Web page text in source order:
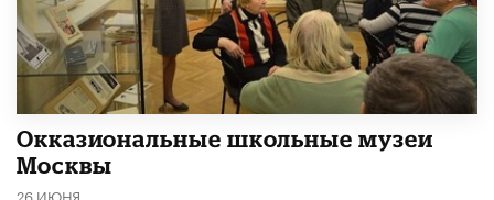
​Окказиональные школьные музеи
Москвы
26 ИЮНЯ